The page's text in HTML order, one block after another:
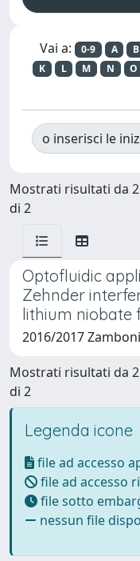
Vai a: 0-9 A B
K
L M N O
o inserisci le
Mostrati risultati da
di 2
Optofluidic
Zehnder
lithium niobate
2016/2017
Mostrati risultati da
di 2
Legenda icone
file ad accesso
file ad accesso
file sotto
nessun file